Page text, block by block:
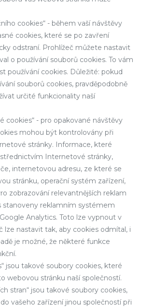
cookies“ - během vaší návštěvy
cookies, které se po zavření
odstraní. Prohlížeč můžete nastavit
o používání souborů cookies. To vám
používání cookies. Důležité: pokud
souborů cookies, pravděpodobně
určité funkcionality naší
cookies“ - pro opakované návštěvy
mohou být kontrolovány při
stránky. Informace, které
Internetové stránky,
internetovou adresu, ze které se
stránku, operační systém zařízení,
zobrazování relevantnějších reklam
stanoveny reklamním systémem
Analytics. Toto lze vypnout v
lze nastavit tak, aby cookies odmítal, i
je možné, že některé funkce
jsou takové soubory cookies, které
webovou stránku naší společností.
stran“ jsou takové soubory cookies,
vašeho zařízení jinou společností při